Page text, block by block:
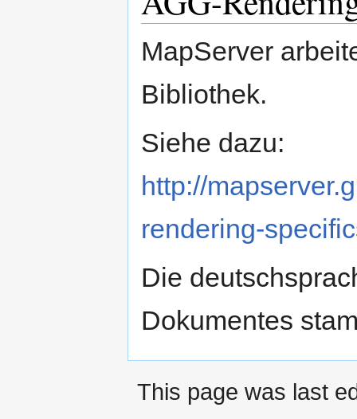
MapServer
Bibliothek.
Siehe dazu:
http://
rendering-
Die
Dokumentes
This page was last